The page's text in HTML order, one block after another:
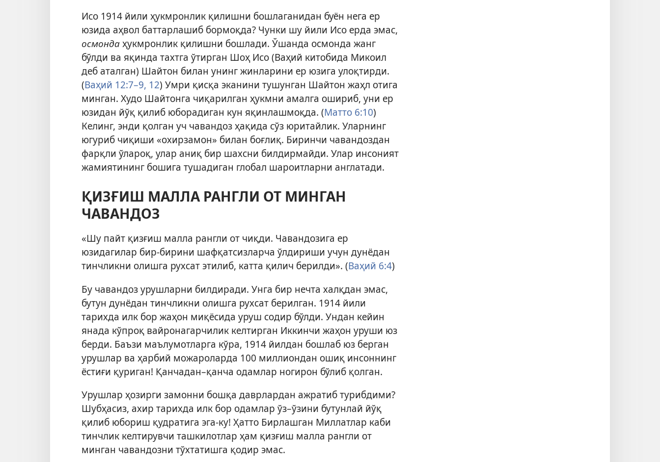
Исо 1914 йили ҳукмронлик қилишни бошлаганидан буён нега ер
юзида аҳвол баттарлашиб бормоқда? Чунки шу йили Исо ерда эмас,
осмондаҳукмронлик қилишни бошлади. Ўшанда осмонда жанг
бўлди ва яқинда тахтга ўтирган Шоҳ Исо (Ваҳий китобида Микоил
деб аталган) Шайтон билан унинг жинларини ер юзига улоқтирди.
(Ваҳий 12:7–9, 12) Умри қисқа эканини тушунган Шайтон жаҳл отига
минган. Худо Шайтонга чиқарилган ҳукмни амалга ошириб, уни ер
юзидан йўқ қилиб юборадиган кун яқинлашмоқда. (Матто 6:10)
Келинг, энди қолган уч чавандоз ҳақида сўз юритайлик. Уларнинг
югуриб чиқиши «охирзамон» билан боғлиқ. Биринчи чавандоздан
фарқли ўлароқ, улар аниқ бир шахсни билдирмайди. Улар инсоният
жамиятининг бошига тушадиган глобал шароитларни англатади.
ҚИЗҒИШ МАЛЛА РАНГЛИ ОТ МИНГАН
ЧАВАНДОЗ
«Шу пайт қизғиш малла рангли от чиқди. Чавандозига ер
юзидагилар бир-бирини шафқатсизларча ўлдириши учун дунёдан
тинчликни олишга рухсат этилиб, катта қилич берилди». (Ваҳий 6:4)
Бу чавандоз урушларни билдиради. Унга бир нечта халқдан эмас,
бутун дунёдан тинчликни олишга рухсат берилган. 1914 йили
тарихда илк бор жаҳон миқёсида уруш содир бўлди. Ундан кейин
янада кўпроқ вайронагарчилик келтирган Иккинчи жаҳон уруши юз
берди. Баъзи маълумотларга кўра, 1914 йилдан бошлаб юз берган
урушлар ва ҳарбий можароларда 100 миллиондан ошиқ инсоннинг
ёстиғи қуриган! Қанчадан–қанча одамлар ногирон бўлиб қолган.
Урушлар ҳозирги замонни бошқа даврлардан ажратиб турибдими?
Шубҳасиз, ахир тарихда илк бор одамлар ўз–ўзини бутунлай йўқ
қилиб юбориш қудратига эга-ку! Ҳатто Бирлашган Миллатлар каби
тинчлик келтирувчи ташкилотлар ҳам қизғиш малла рангли от
минган чавандозни тўхтатишга қодир эмас.